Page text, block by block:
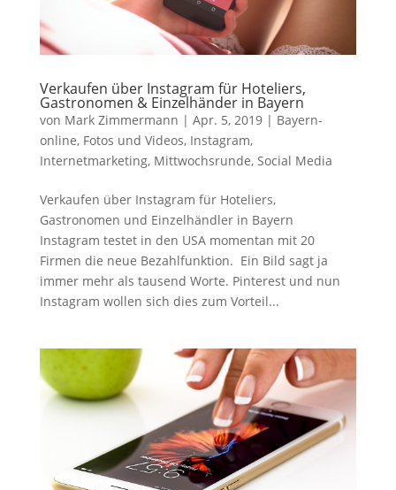
Verkaufen über Instagram für Hoteliers,
Gastronomen & Einzelhänder in Bayern
von Mark Zimmermann | Apr. 5, 2019| Bayern-
online, Fotos und Videos, Instagram,
Internetmarketing, Mittwochsrunde, Social Media
Verkaufen über Instagram für Hoteliers,
Gastronomen und Einzelhändler in Bayern
Instagram testet in den USA momentan mit 20
Firmen die neue Bezahlfunktion. Ein Bild sagt ja
immer mehr als tausend Worte. Pinterest und nun
Instagram wollen sich dies zum Vorteil...